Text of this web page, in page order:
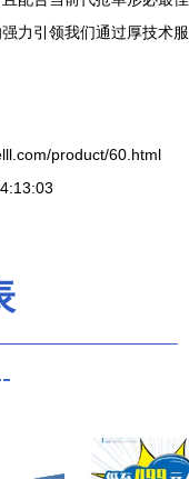
力引领我们通过厚技术服
product/60.html